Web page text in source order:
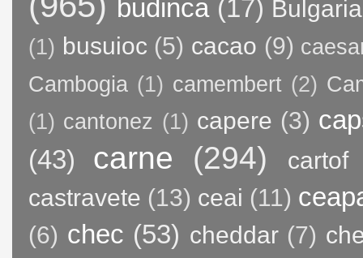
budinca (17) Bulgaria
(1) busuioc (5) cacao (9)
Cambogia (1) camembert (2)
(1) cantonez (1) capere (3)
(43)
carne (294)
cartof
castravete (13) ceai (11)
(6) chec (53) cheddar (7)